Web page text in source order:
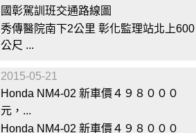
國彰駕訓班交通路線圖
秀傳醫院南下2公里 彰化監理站北上600
公尺 ...
2015-05-21
Honda NM4-02 新車價４９８０００
元，...
Honda NM4-02 新車價４９８０００